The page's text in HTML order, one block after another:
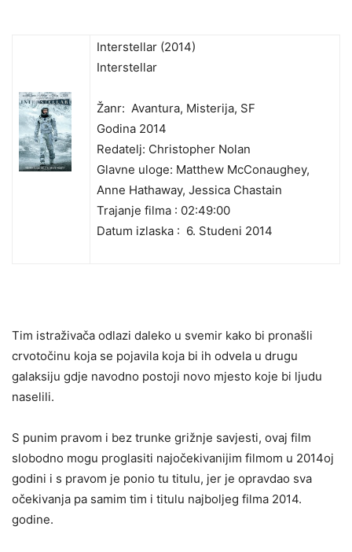
Interstellar (2014)
Interstellar
Žanr: Avantura, Misterija, SF
Godina 2014
Redatelj: Christopher Nolan
Glavne uloge: Matthew McConaughey,
Anne Hathaway, Jessica Chastain
Trajanje filma : 02:49:00
Datum izlaska : 6. Studeni 2014
Tim istraživača odlazi daleko u svemir kako bi pronašli
crvotočinu koja se pojavila koja bi ih odvela u drugu
galaksiju gdje navodno postoji novo mjesto koje bi ljudu
naselili.
S punim pravom i bez trunke grižnje savjesti, ovaj film
slobodno mogu proglasiti najočekivanijim filmom u 2014oj
godini i s pravom je ponio tu titulu, jer je opravdao sva
očekivanja pa samim tim i titulu najboljeg filma 2014.
godine.